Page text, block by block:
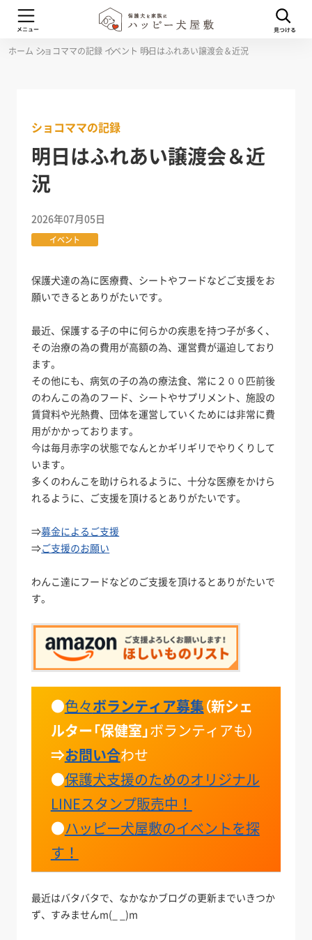
ホーム ショコママの記録 イベント 明日はふれあい譲渡会＆近況
ショコママの記録
明日はふれあい譲渡会＆近
況
2026年07月05日
イベント
保護犬達の為に医療費、シートやフードなどご支援をお
願いできるとありがたいです。
最近、保護する子の中に何らかの疾患を持つ子が多く、
その治療の為の費用が高額の為、運営費が逼迫しており
ます。
その他にも、病気の子の為の療法食、常に２００匹前後
のわんこの為のフード、シートやサプリメント、施設の
賃貸料や光熱費、団体を運営していくためには非常に費
用がかかっております。
今は毎月赤字の状態でなんとかギリギリでやりくりして
います。
多くのわんこを助けられるように、十分な医療をかけら
れるように、ご支援を頂けるとありがたいです。
⇒募金によるご支援
⇒ご支援のお願い
わんこ達にフードなどのご支援を頂けるとありがたいで
す。
●色々ボランティア募集（新シェ
ルター「保健室」ボランティアも）
⇒お問い合わせ
●保護犬支援のためのオリジナル
LINEスタンプ販売中！
●ハッピー犬屋敷のイベントを探
す！
最近はバタバタで、なかなかブログの更新までいきつか
ず、すみませんm(_ _)m